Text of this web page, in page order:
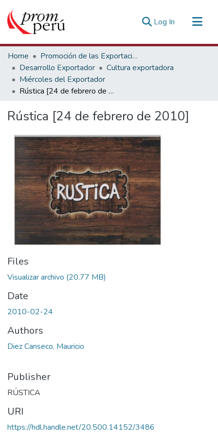
Log In (current)
Communities & Collections
All of DSpace
Statistics
Estadísticas Externas
Home
Promoción de las Exportaciones
Desarrollo Exportador
Cultura exportadora
Miércoles del Exportador
Rústica [24 de febrero de 2010]
Rústica [24 de febrero de 2010]
Files
Visualizar archivo (20.77 MB)
Date
2010-02-24
Authors
Diez Canseco, Mauricio
Publisher
RÚSTICA
URI
https://hdl.handle.net/20.500.14152/3486